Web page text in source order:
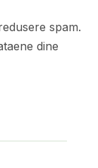
spam.
dine